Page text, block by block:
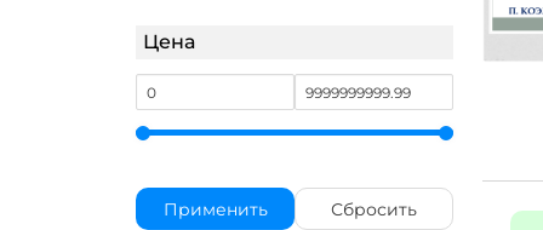
Цена
Применить Сбросить